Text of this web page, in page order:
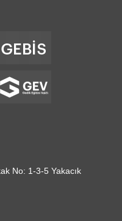
No: 1-3-5 Yakacık